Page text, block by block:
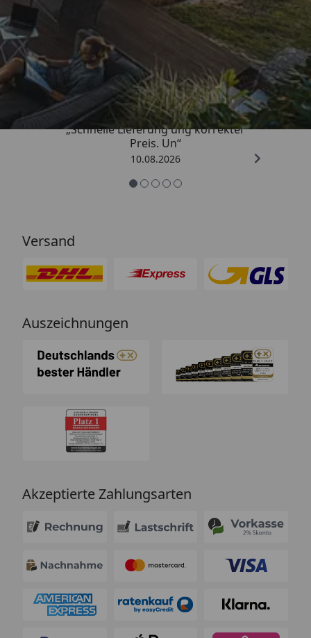
Trusted Shops
4,85/ 5
„Schnelle Lieferung ung korrekter
Preis. Un“
10.08.2026
Versand
Auszeichnungen
Akzeptierte Zahlungsarten